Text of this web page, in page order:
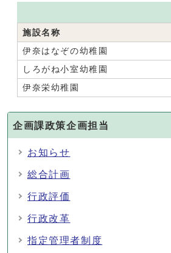
施設名称
伊奈はなぞの幼稚園
しろがね小室幼稚園
伊奈栄幼稚園
企画課政策企画担当
お知らせ
総合計画
行政評価
行政改革
指定管理者制度